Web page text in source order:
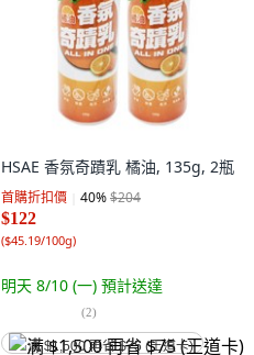
HSAE 香氛奇蹟乳 橘油, 135g, 2瓶
首購折扣價 40%$204
$122
($45.19/100g)
明天 8/10 (一) 預計送達
(2)
满 $1,500 再省 $75 (王道卡)